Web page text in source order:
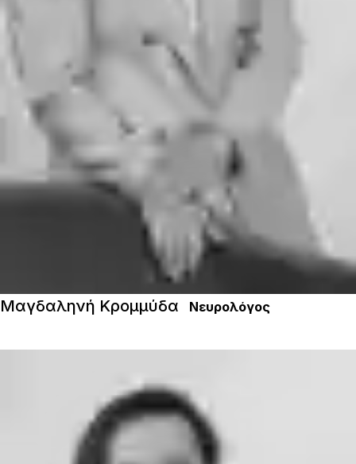
Μαγδαληνή Κρομμύδα Νευρολόγος